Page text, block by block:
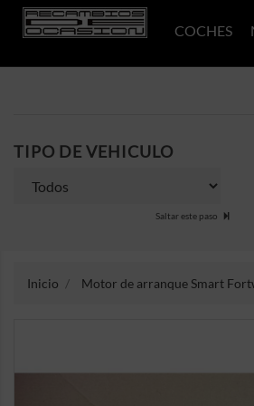
COCHES
TIPO DE VEHICULO
Saltar este paso
Inicio Motor de arranque Smart